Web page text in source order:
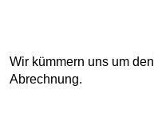
Wir kümmern uns um
Abrechnung.